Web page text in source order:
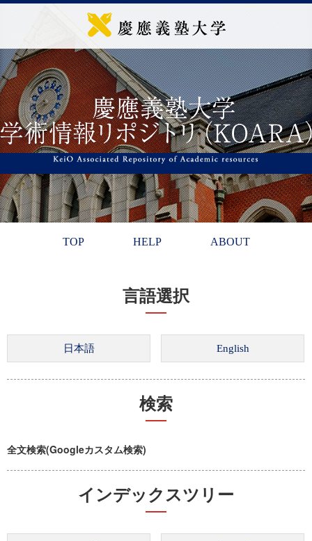
TOP HELP ABOUT
言語選択
検索
全文検索(Googleカスタム検索)
インデックスツリー